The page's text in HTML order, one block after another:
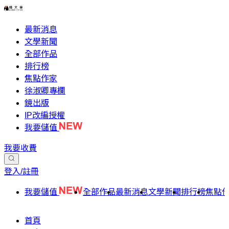
最新消息
文學新聞
全部作品
排行榜
焦點作家
徐淑卿專欄
鏡出版
IP改編授權
我要儲值
我要收費
登入/註冊
我要儲值 全部作品最新消息文學新聞排行榜焦點
首頁